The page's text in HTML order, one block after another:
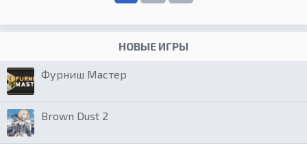
НОВЫЕ ИГРЫ
Фурниш Мастер
Brown Dust 2